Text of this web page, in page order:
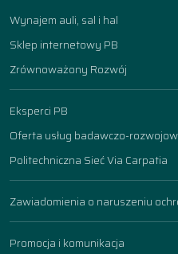
Wynajem auli, sal i hal
Sklep internetowy PB
Zrównoważony Rozwój
Eksperci PB
Oferta usług badawczo-
Politechniczna Sieć Via Carpatia
Zawiadomienia o naruszeniu
Promocja i komunikacja